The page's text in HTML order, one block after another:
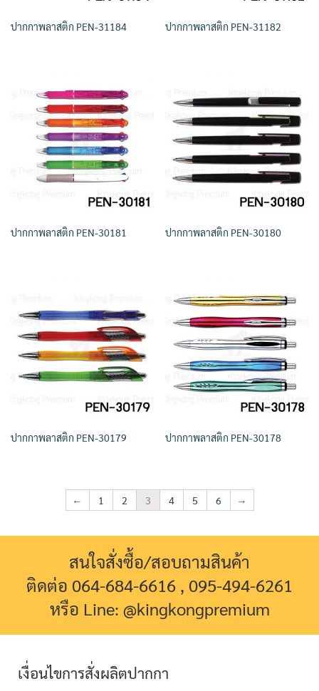
ปากกาพลาสติก PEN-31184 ปากกาพลาสติก PEN-31182
ปากกาพลาสติก PEN-30181 ปากกาพลาสติก PEN-30180
ปากกาพลาสติก PEN-30179 ปากกาพลาสติก PEN-30178
← 1 2 3 4 5 6 →
สนใจสั่งซื้อ/สอบถามสินค้า
ติดต่อ 064-684-6616 , 095-494-6261
หรือ Line: @kingkongpremium
เงื่อนไขการสั่งผลิตปากกา